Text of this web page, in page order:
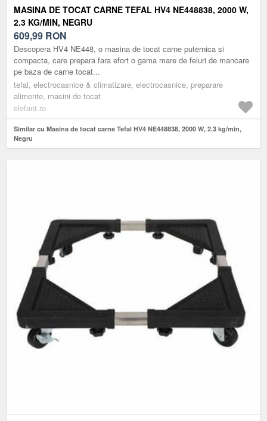
MASINA DE TOCAT CARNE TEFAL HV4 NE448838, 2000 W,
2.3 KG/MIN, NEGRU
609,99 RON
Descopera HV4 NE448, o masina de tocat carne puternica si
compacta, care prepara fara efort o gama mare de feluri de mancare
pe baza de carne tocat...
tefal, electrocasnice & climatizare, electrocasnice, preparare
alimente, masini de tocat
elefant.ro
Similar cu Masina de tocat carne Tefal HV4 NE448838, 2000 W, 2.3 kg/min,
Negru